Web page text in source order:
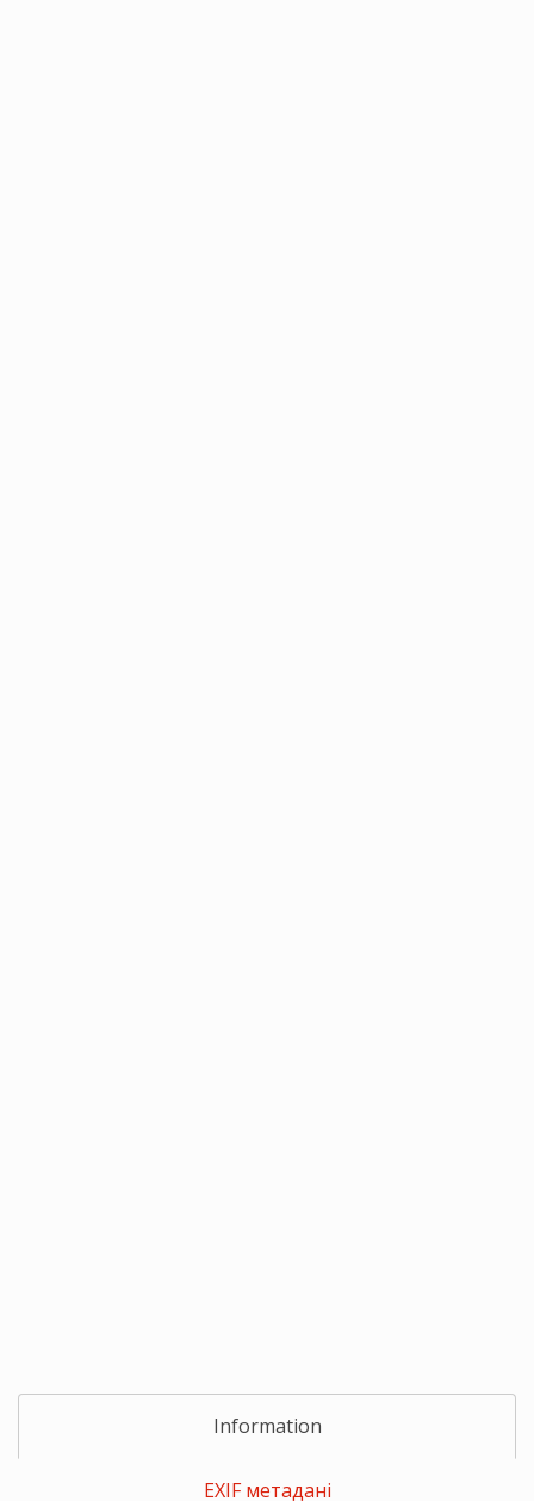
Information
EXIF метадані